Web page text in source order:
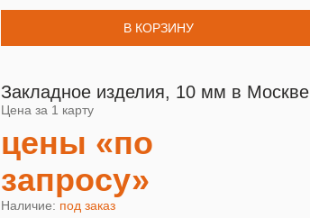
В КОРЗИНУ
Закладное изделия, 10 мм в Москве
Цена за 1 карту
цены «по
запросу»
Наличие: под заказ